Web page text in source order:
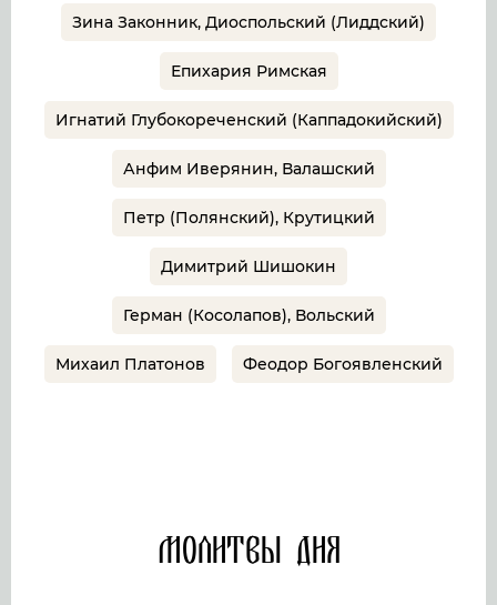
Зина Законник, Диоспольский (Лиддский)
Епихария Римская
Игнатий Глубокореченский (Каппадокийский)
Анфим Иверянин, Валашский
Петр (Полянский), Крутицкий
Димитрий Шишокин
Герман (Косолапов), Вольский
Михаил Платонов Феодор Богоявленский
Молитвы дня